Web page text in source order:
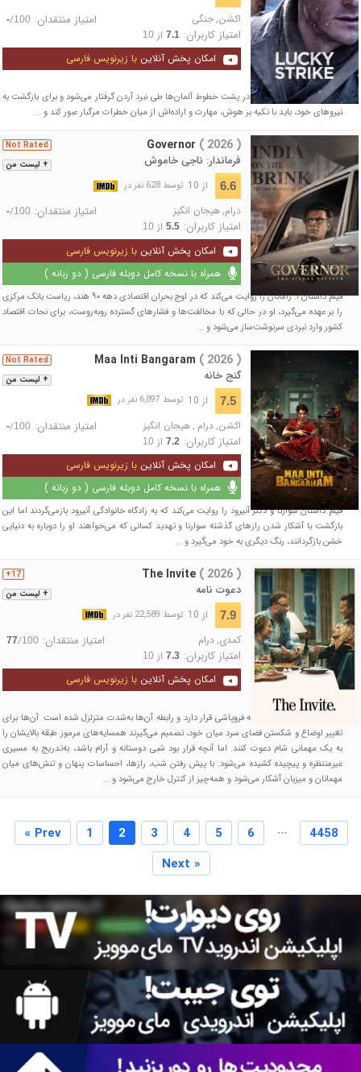
اکشن,جنگی امتیاز منتقدان: -/100
امتیاز کاربران: 7.1از 10
امکان پخش آنلاین با زیرنویس فارسی
یک سرباز آمریکایی زخمی در پشت خطوط آلمان‌ها طی نبرد آردن گرفتار می‌شود و برای بازگشت به
نیروهای خود، باید با تکیه بر هوش، مهارت و اراده‌اش از میان خطرات مرگبار عبور کند و ...
+ لیست من
Not Rated Governor ( 2026 )
فرماندار: ناجی خاموش
6.6 از 10 توسط 628 نفر در
درام,هیجان انگیز امتیاز منتقدان: -/100
امتیاز کاربران: 5.5از 10
امکان پخش آنلاین با زیرنویس فارسی
همراه با نسخه کامل دوبله فارسی ( دو زبانه )
فیلم داستان آ. رامانان را روایت می‌کند که در اوج بحران اقتصادی دهه ۹۰ هند، ریاست بانک مرکزی
را بر عهده می‌گیرد، او در حالی که با مخالفت‌ها و فشارهای گسترده روبه‌روست، برای نجات اقتصاد
کشور وارد نبردی سرنوشت‌ساز می‌شود و ...
+ لیست من
Not Rated Maa Inti Bangaram ( 2026 )
گنج خانه
7.5 از 10 توسط 6,897 نفر در
اکشن, درام , هیجان انگیز امتیاز منتقدان: -/100
امتیاز کاربران: 7.2از 10
امکان پخش آنلاین با زیرنویس فارسی
همراه با نسخه کامل دوبله فارسی ( دو زبانه )
فیلم داستان سوارنا و دکتر آنیرود را روایت می‌کند که به زادگاه خانوادگی آنیرود بازمی‌گردند اما این
بازگشت با آشکار شدن رازهای گذشته سوارنا و تهدید کسانی که می‌خواهند او را دوباره به دنیایی
خشن بازگردانند، رنگ دیگری به خود می‌گیرد و ...
+ لیست من
17+ The Invite ( 2026 )
دعوت نامه
7.9 از 10 توسط 22,589 نفر در
کمدی,درام امتیاز منتقدان: 77/100
امتیاز کاربران: 7.3از 10
امکان پخش آنلاین با زیرنویس فارسی
ازدواج جو و آنجلا در آستانه فروپاشی قرار دارد و رابطه آن‌ها به‌شدت متزلزل شده است. آن‌ها برای
تغییر اوضاع و شکستن فضای سرد میان خود، تصمیم می‌گیرند همسایه‌های مرموز طبقه بالایشان را
به یک مهمانی شام دعوت کنند. اما آنچه قرار بود شبی دوستانه و آرام باشد، به‌تدریج به مسیری
غیرمنتظره و پیچیده کشیده می‌شود. با پیش رفتن شب، رازها، احساسات پنهان و تنش‌های میان
مهمانان و میزبان آشکار می‌شود و همه‌چیز از کنترل خارج می‌شود و ...
« Prev 1 2 3 4 5 6 ...
4458
Next »